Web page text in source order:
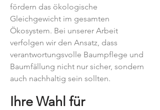
fördern das ökologische
Gleichgewicht im gesamten
Ökosystem. Bei unserer Arbeit
verfolgen wir den Ansatz, dass
verantwortungsvolle Baumpflege und
Baumfällung nicht nur sicher, sondern
auch nachhaltig sein sollten.
IhreWahl für